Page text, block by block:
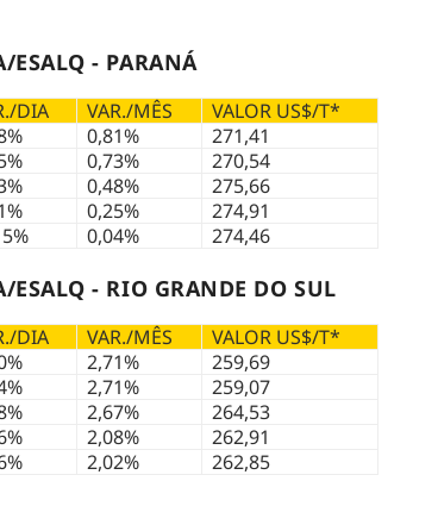
ESALQ - PARANÁ
DIA VAR./MÊS
VALOR US$/T*
0,81%
271,41
0,73%
270,54
0,48%
275,66
0,25%
274,91
0,04% 274,46
ESALQ - RIO GRANDE DO SUL
DIA VAR./MÊS
VALOR US$/T*
2,71%
259,69
2,71%
259,07
2,67%
264,53
2,08%
262,91
2,02% 262,85